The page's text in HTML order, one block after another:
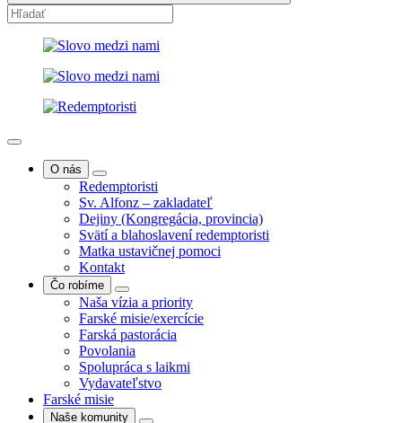
O nás
Redemptoristi
Sv. Alfonz – zakladateľ
Dejiny (Kongregácia, provincia)
Svätí a blahoslavení redemptoristi
Matka ustavičnej pomoci
Kontakt
Čo robíme
Naša vízia a priority
Farské misie/exercície
Farská pastorácia
Povolania
Spolupráca s laikmi
Vydavateľstvo
Farské misie
Naše komunity